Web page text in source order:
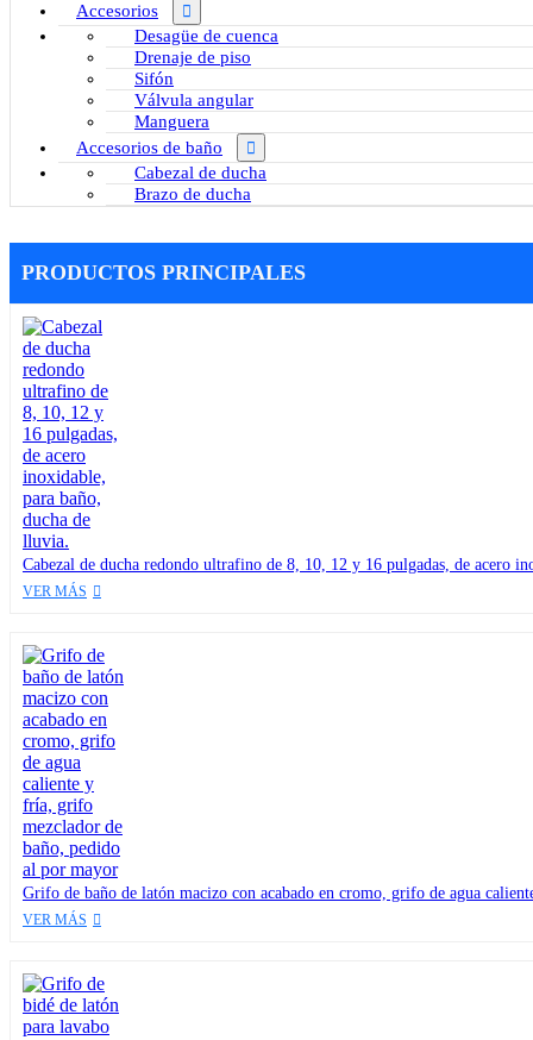
Accesorios
Desagüe de cuenca
Drenaje de piso
Sifón
Válvula angular
Manguera
Accesorios de baño
Cabezal de ducha
Brazo de ducha
PRODUCTOS PRINCIPALES
Cabezal de ducha redondo ultrafino de 8, 10, 12 y 16 pulgadas, de acero
VER MÁS
Grifo de baño de latón macizo con acabado en cromo, grifo de agua
VER MÁS